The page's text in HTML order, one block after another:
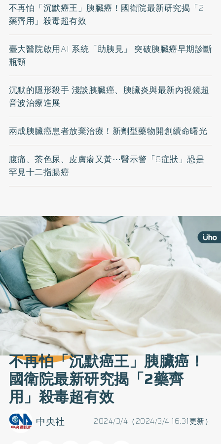
不再怕「沉默癌王」胰臟癌！國衛院最新研究揭「2
藥齊用」殺毒超有效
臺大醫院啟用AI 系統「助胰見」 突破胰臟癌早期診斷
瓶頸
沉默的隱形殺手 淺談胰臟癌、胰臟炎與最新內視鏡超
音波治療進展
兩成胰臟癌患者放棄治療！新劑型藥物開創續命曙光
腹痛、茶色尿、皮膚癢又黃⋯醫示警「6症狀」恐是
罕見十二指腸癌
不再怕「沉默癌王」胰臟癌！
國衛院最新研究揭「2藥齊
用」殺毒超有效
2024/3/4（2024/3/4 16:31更新）
中央社